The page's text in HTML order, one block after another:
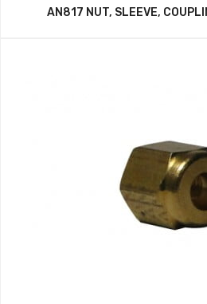
AN817 NUT, SLEEVE,